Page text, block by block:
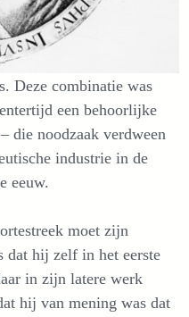
Deze combinatie was
een behoorlijke
die noodzaak verdween
industrie in de
eeuw.
moet zijn
hij zelf in het eerste
in zijn latere werk
hij van mening was dat